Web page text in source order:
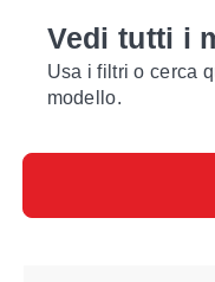
Vedi tutti i
Usa i filtri o cerca
modello.